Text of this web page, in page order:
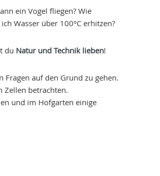
ein Vogel fliegen? Wie
Wasser über 100°C erhitzen?
du Natur und Technik lieben!
Fragen auf den Grund zu gehen.
Zellen betrachten.
und im Hofgarten einige